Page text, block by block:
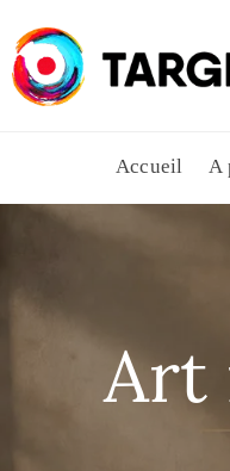
Accueil A
Art